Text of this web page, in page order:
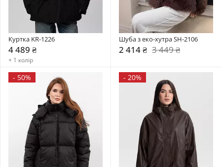
Куртка KR-1226
4 489 ₴
+ 1 колір
Шуба з еко-хутра SH-2106
2 414 ₴ 3 449 ₴
- 50% - 20%